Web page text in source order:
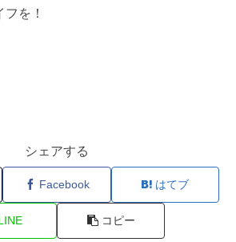
を！
シェアする
Facebook はてブ
コピー